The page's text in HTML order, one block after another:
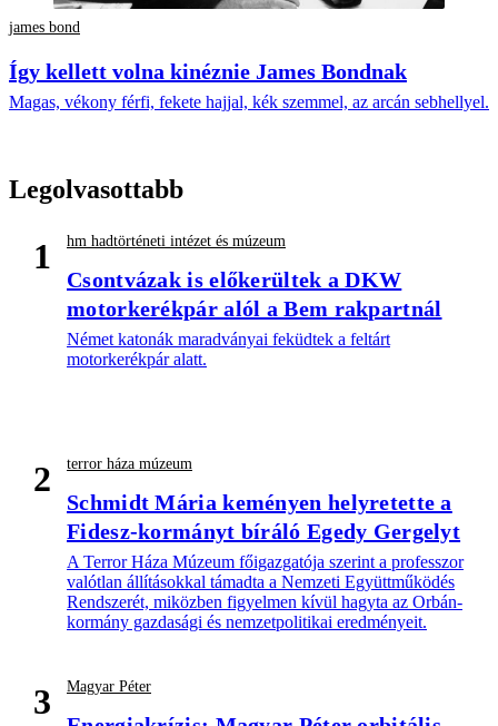
james bond
Így kellett volna kinéznie James Bondnak
Magas, vékony férfi, fekete hajjal, kék szemmel, az arcán sebhellyel.
Legolvasottabb
1 hm hadtörténeti intézet és múzeum
Csontvázak is előkerültek a DKW
motorkerékpár alól a Bem rakpartnál
Német katonák maradványai feküdtek a feltárt
motorkerékpár alatt.
2 terror háza múzeum
Schmidt Mária keményen helyretette a
Fidesz-kormányt bíráló Egedy Gergelyt
A Terror Háza Múzeum főigazgatója szerint a professzor
valótlan állításokkal támadta a Nemzeti Együttműködés
Rendszerét, miközben figyelmen kívül hagyta az Orbán-
kormány gazdasági és nemzetpolitikai eredményeit.
3 Magyar Péter